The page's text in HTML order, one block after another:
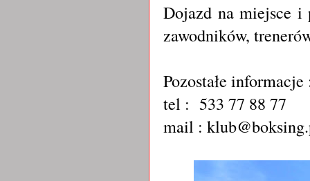
Dojazd na miejsce i
zawodników,
Pozostałe informacje
tel : 533 77 88 77
mail :